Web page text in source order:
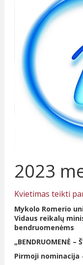
2023
Kvietimas teikti
Mykolo Romerio
Vidaus reikalų
bendruomenėms
„BENDRUOMENĖ –
Pirmoji nominacija